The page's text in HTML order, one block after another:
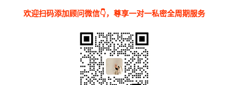
欢迎扫码添加顾问微信👇，尊享一对一私密全周期服务